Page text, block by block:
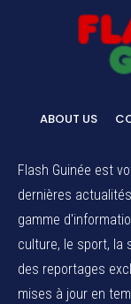
ABOUT US
Flash Guinée est
dernières
gamme
culture, le sport, la
des reportages
mises à jour en